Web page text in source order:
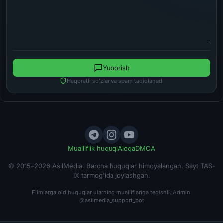
Haqoratli so'zlar va spam taqiqlanadi
Yuborish
Mualliflik huquqiAloqaDMCA
© 2015–2026 AsilMedia. Barcha huquqlar himoyalangan. Sayt TAS-
IX tarmog'ida joylashgan.
Filmlarga oid huquqlar ularning mualliflariga tegishli. Admin:
@asilmedia_support_bot